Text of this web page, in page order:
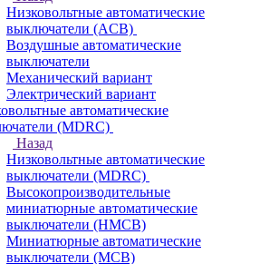
Низковольтные автоматические
выключатели (ACB)
Воздушные автоматические
выключатели
Механический вариант
Электрический вариант
автоматические
(MDRC)
Назад
Низковольтные автоматические
выключатели (MDRC)
Высокопроизводительные
миниатюрные автоматические
выключатели (HMCB)
Миниатюрные автоматические
выключатели (MCB)